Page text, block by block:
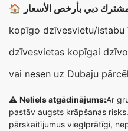
🏠 دبي بأرخص الأسعار
kopīgo dzīvesvietu/istabu
dzīvesvietas kopīgai
vai nesen uz Dubaju
⚠️ Neliels atgādinājums:Ar
pastāv augsts krāpšanas
pārskaitījumus vieglprātīgi,